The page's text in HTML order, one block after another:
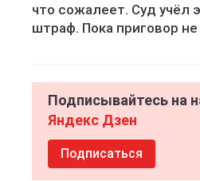
что сожалеет. Суд учёл
штраф. Пока приговор
Подписывайтесь на
Яндекс Дзен
Подписаться